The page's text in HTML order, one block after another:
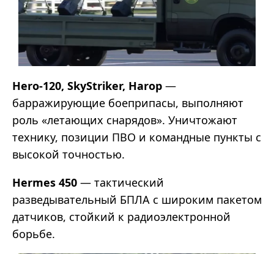
Hero-120, SkyStriker, Harop —
барражирующие боеприпасы, выполняют
роль «летающих снарядов». Уничтожают
технику, позиции ПВО и командные пункты с
высокой точностью.
Hermes 450 — тактический
разведывательный БПЛА с широким пакетом
датчиков, стойкий к радиоэлектронной
борьбе.